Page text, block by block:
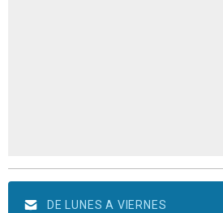
DE LUNES A VIERNES